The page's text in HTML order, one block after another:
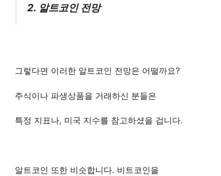
2. 알트코인 전망
그렇다면 이러한 알트코인 전망은 어떨까요?
주식이나 파생상품을 거래하신 분들은
특정 지표나, 미국 지수를 참고하셨을 겁니다.
알트코인 또한 비슷합니다. 비트코인을